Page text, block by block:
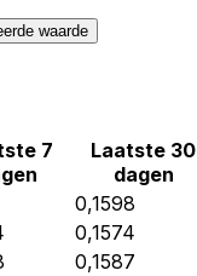
waarde
7
Laatste 30
dagen
0,1598
0,1574
0,1587